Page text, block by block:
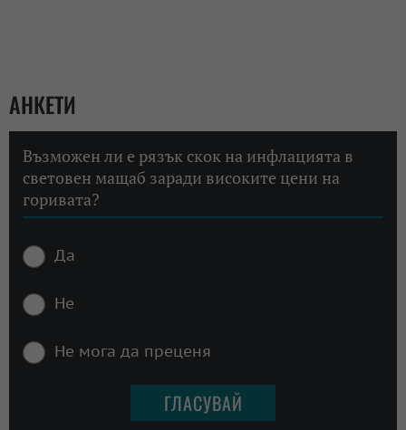
АНКЕТИ
Възможен ли е рязък скок на инфлацията в
световен мащаб заради високите цени на
горивата?
Да
Не
Не мога да преценя